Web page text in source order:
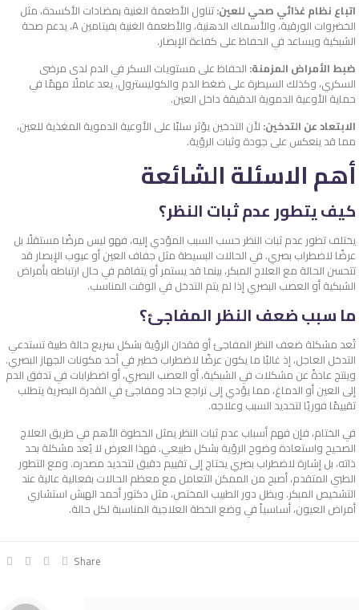
اتباع نظام غذائي صحي للعين:تناول الأطعمة الغنية بمضادات الأكسدة، مثل
الخضروات الورقية، والأسماك الدهنية، والأطعمة الغنية بفيتامين A، يدعم صحة
الشبكية ويساعد في الحفاظ على كفاءة الإبصار.
ضبط الأمراض المزمنة: الحفاظ على مستويات السكر في الدم لدى مرضى
السكري، وكذلك السيطرة على ضغط الدم والكوليسترول، يعد عاملًا مهمًا في
حماية الأوعية الدموية الدقيقة داخل العين.
الابتعاد عن التدخين: لأن التدخين يؤثر سلبًا على الأوعية الدموية المغذية للعين،
مما قد ينعكس على جودة وثبات الرؤية.
أهم الاسئلة الشائعة
كيف يتطور عدم ثبات النظر؟
يختلف تطور عدم ثبات النظر حسب السبب المؤدي إليه، فهو ليس مرضًا مستقلًا بل
عرضًا لاضطراب بصري. في الحالات البسيطة مثل جفاف العين أو عيوب الإبصار قد
تتحسن الحالة مع العلاج المبكر، بينما قد يستمر أو يتفاقم في حال ارتباطه بأمراض
الشبكية أو العصب البصري إذا لم يتم التدخل في الوقت المناسب.
ما سبب ضعف النظر المفاجئ؟
تُعد مشكلة ضعف النظر المفاجئ أو فقدان الرؤية بشكل سريع حالة طبية تستدعي
التدخل العاجل، إذ غالبًا ما يكون عرضًا لاضطراب خطير في أحد مكونات الجهاز البصري.
وينتج عادةً عن مشكلات في الشبكية، أو العصب البصري، أو اضطرابات في تدفق الدم
إلى العين أو الدماغ، مما يؤدي إلى تراجع حاد ومفاجئ في القدرة البصرية يتطلب
تقييمًا فوريًا لتحديد السبب وعلاجه.
في الختام، فإن فهمأسباب عدم ثبات النظريمثل الخطوة الأهم في طريق العلاج
الصحيح واستعادة وضوح الرؤية بشكل طبيعي. فهذا العرض لا يُعد مشكلة بحد
ذاته، بل إشارة لاضطراب بصري يحتاج إلى تقييم دقيق لتحديد مصدره. ومع التطور
الطبي المتقدم، أصبح من الممكن التعامل مع معظم الحالات بفعالية عالية عند
التشخيص المبكر. ويظل دور الطبيب المختص، مثل دكتور أحمد الهبش استشاري
أمراض العيون، أساسياً في وضع الخطة العلاجية المناسبة لكل حالة.
Share